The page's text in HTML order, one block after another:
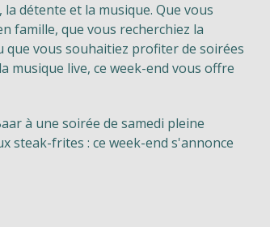
détente et la musique. Que vous
famille, que vous recherchiez la
vous souhaitiez profiter de soirées
musique live, ce week-end vous offre
à une soirée de samedi pleine
steak-frites : ce week-end s'annonce